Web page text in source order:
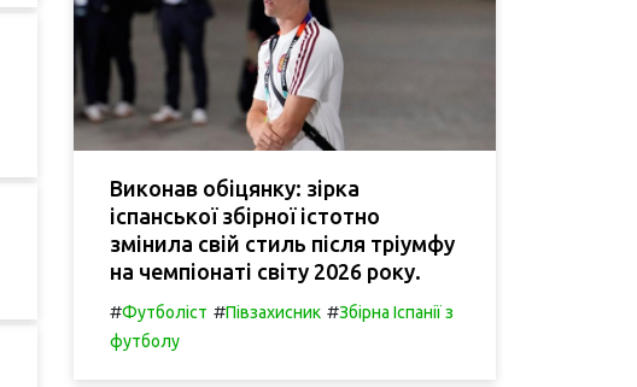
Виконав обіцянку: зірка
іспанської збірної істотно
змінила свій стиль після тріумфу
на чемпіонаті світу 2026 року.
#Футболіст #Півзахисник #Збірна Іспанії з
футболу